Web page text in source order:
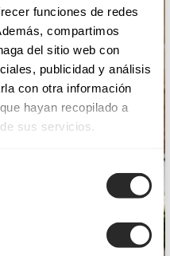
funciones de redes
compartimos
del sitio web con
publicidad y análisis
con otra información
hayan recopilado a
sus servicios.